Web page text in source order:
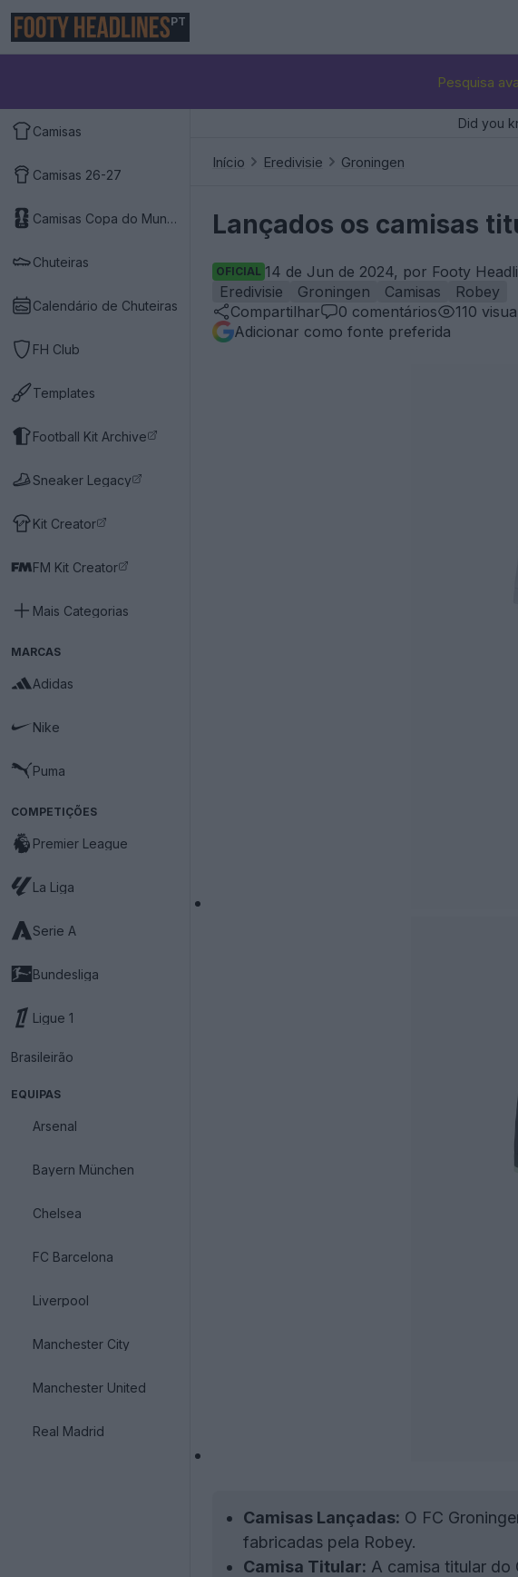
PT
Pesquisa
Camisas
Camisas 26-27
Camisas Copa do Mundo 2026
Chuteiras
Calendário de Chuteiras
FH Club
Templates
Football Kit Archive
Sneaker Legacy
Kit Creator
FM Kit Creator
Mais Categorias
MARCAS
Adidas
Nike
Puma
COMPETIÇÕES
Premier League
La Liga
Serie A
Bundesliga
Ligue 1
Brasileirão
EQUIPAS
Arsenal
Bayern München
Chelsea
FC Barcelona
Liverpool
Manchester City
Manchester United
Real Madrid
Did you
Início Eredivisie Groningen
Lançados os camisas
OFICIAL 14 de Jun de 2024, por Footy
Eredivisie
Groningen Camisas
Robey
Compartilhar
0 comentários 110
Adicionar como fonte preferida
Camisas Lançadas: O FC
fabricadas pela Robey.
Camisa Titular: A camisa titular do